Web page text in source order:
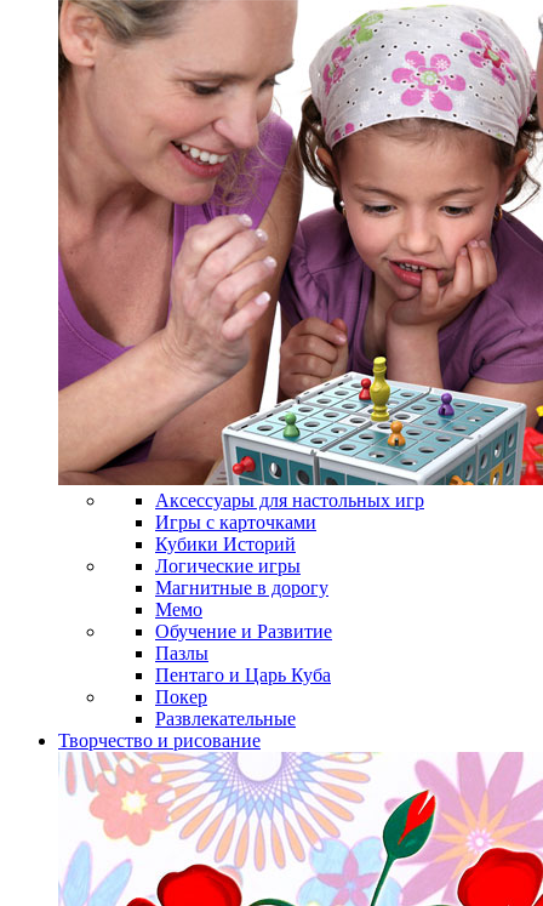
Аксессуары для настольных игр
Игры с карточками
Кубики Историй
Логические игры
Магнитные в дорогу
Мемо
Обучение и Развитие
Пазлы
Пентаго и Царь Куба
Покер
Развлекательные
Творчество и рисование